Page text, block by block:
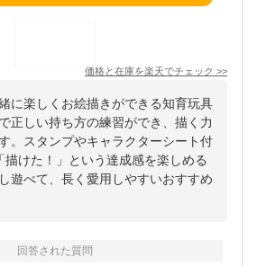
価格と在庫を楽天でチェック >>
に楽しくお絵描きができる知育玩具
正しい持ち方の練習ができ、描く力
。スタンプやキャラクターシート付
描けた！」という達成感を楽しめる
遊べて、長く愛用しやすいおすすめ
回答された質問